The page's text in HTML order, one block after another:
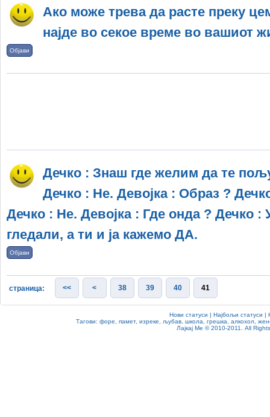
Ако може трева да расте преку
најде во секое време во вашиот
Објави
Дечко : Знаш где желим да те
Дечко : Не. Девојка : Образ ?
Дечко : Не. Девојка : Где онда ? Дечко :
гледали, а ти и ја кажемо ДА.
Објави
страница: << < 38 39 40 41
Нови статуси | Најбољи статуси |
Тагови:форе ,памет,изреке љубав ,школа ,грешка ,алкохол ,
Лајкај Ме © 2010-2011. All